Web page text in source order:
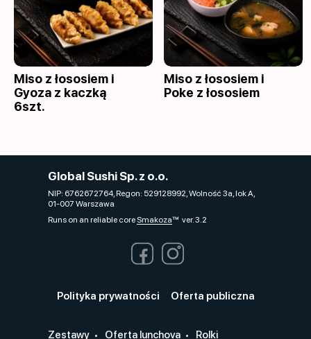
Miso z łososiem i
Gyoza z kaczką
6szt.
Miso z łososiem i
Poke z łososiem
Global Sushi Sp. z o.o.
NIP: 6762672764, Regon: 529128992, Wolność 3a, lok A,
01-007 Warszawa
Runs on an reliable core Smakozaver. 3.2
Polityka prywatności Oferta publiczna
Zestawy Oferta lunchova Rolki